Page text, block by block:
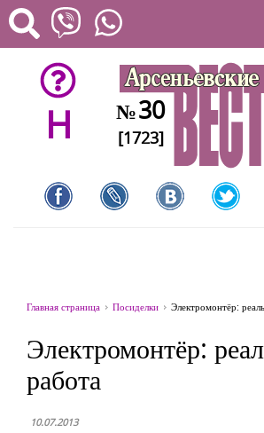
H №30
[1723]
Главная страница Посиделки Электромонтёр:
Электромонтёр:
работа
10.07.2013